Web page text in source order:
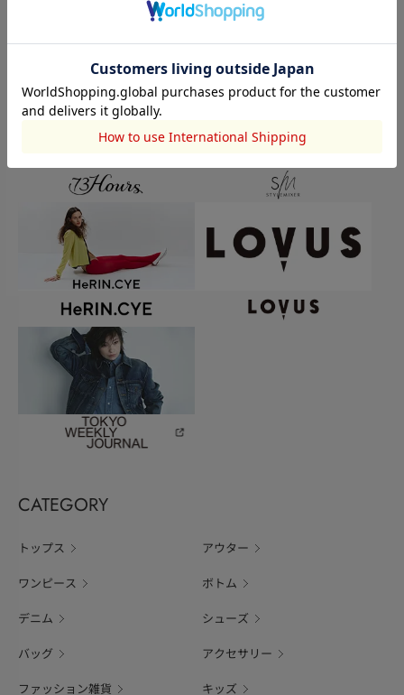
CATEGORY
トップス アウター
ワンピース ボトム
デニム シューズ
バッグ アクセサリー
ファッション雑貨 キッズ